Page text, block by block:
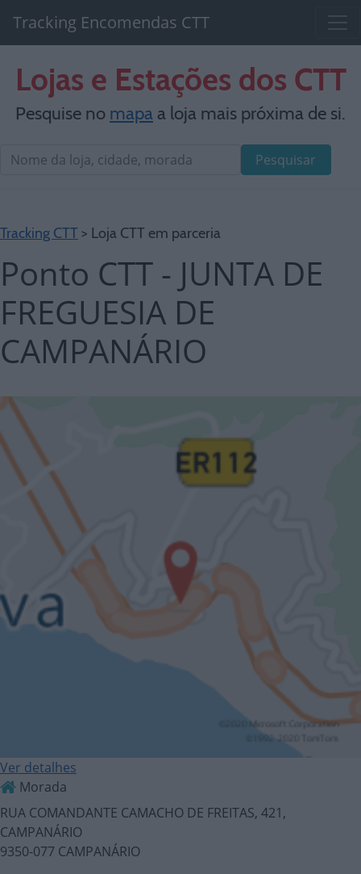
Tracking Encomendas CTT
Lojas e Estações dos CTT
Pesquise no mapaa loja mais próxima de si.
Pesquisar
Tracking CTT > Loja CTT em parceria
Ponto CTT - JUNTA DE
FREGUESIA DE
CAMPANÁRIO
Ver detalhes
Morada
RUA COMANDANTE CAMACHO DE FREITAS, 421,
CAMPANÁRIO
9350-077 CAMPANÁRIO